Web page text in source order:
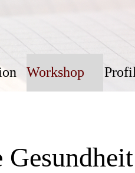
Workshop ▼